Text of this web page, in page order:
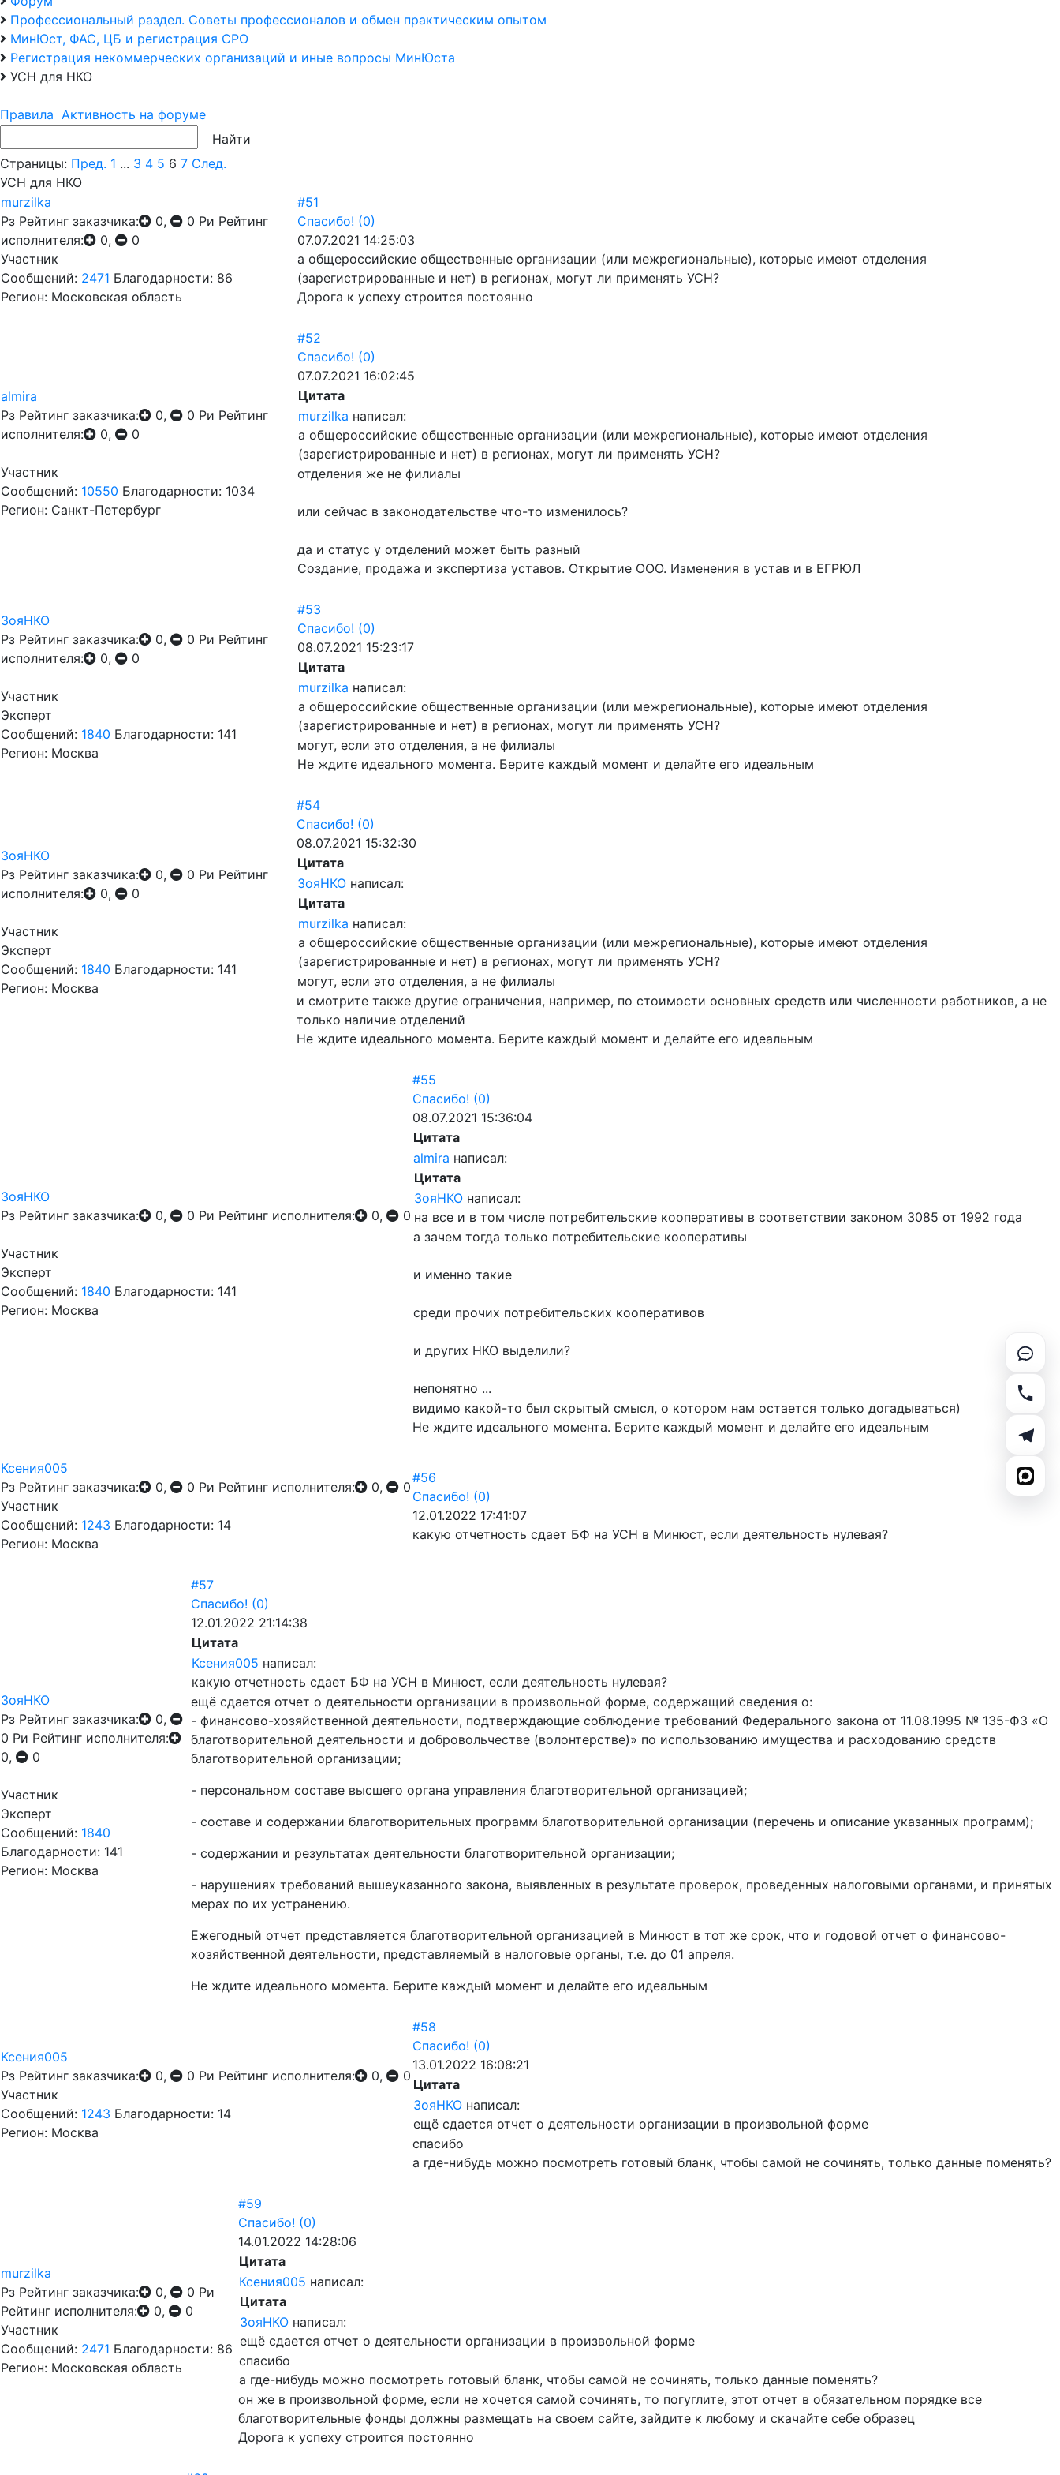
Профессиональный раздел. Советы профессионалов и обмен практическим опытом
МинЮст, ФАС, ЦБ и регистрация СРО
Регистрация некоммерческих организаций и иные вопросы МинЮста
УСН для НКО
Правила Активность на форуме
Страницы: Пред. 1 ... 3 4 5 6 7 След.
УСН для НКО
murzilka
Рз Рейтинг заказчика: 0, 0 Ри Рейтинг
исполнителя:
0,
0
Участник
Сообщений: 2471 Благодарности: 86
Регион: Московская область
#51
Спасибо! (0)
07.07.2021 14:25:03
а общероссийские общественные организации (или межрегиональные), которые имеют отделения
(зарегистрированные и нет) в регионах, могут ли применять УСН?
Дорога к успеху строится постоянно
almira
Рз Рейтинг заказчика: 0, 0 Ри Рейтинг
исполнителя:
0, 0
Участник
Сообщений: 10550 Благодарности: 1034
Регион: Санкт-Петербург
#52
Спасибо! (0)
07.07.2021 16:02:45
Цитата
murzilka написал:
а общероссийские общественные организации (или межрегиональные), которые имеют отделения
(зарегистрированные и нет) в регионах, могут ли применять УСН?
отделения же не филиалы
или сейчас в законодательстве что-то изменилось?
да и статус у отделений может быть разный
Создание, продажа и экспертиза уставов. Открытие ООО. Изменения в устав и в ЕГРЮЛ
ЗояНКО
Рз Рейтинг заказчика: 0, 0 Ри Рейтинг
исполнителя:
0, 0
Участник
Эксперт
Сообщений: 1840 Благодарности: 141
Регион: Москва
#53
Спасибо! (0)
08.07.2021 15:23:17
Цитата
murzilka написал:
а общероссийские общественные организации (или межрегиональные), которые имеют отделения
(зарегистрированные и нет) в регионах, могут ли применять УСН?
могут, если это отделения, а не филиалы
Не ждите идеального момента. Берите каждый момент и делайте его идеальным
ЗояНКО
Рз Рейтинг заказчика: 0, 0 Ри Рейтинг
исполнителя:
0, 0
Участник
Эксперт
Сообщений: 1840 Благодарности: 141
Регион: Москва
#54
Спасибо! (0)
08.07.2021 15:32:30
Цитата
ЗояНКО написал:
Цитата
murzilka написал:
а общероссийские общественные организации (или межрегиональные), которые имеют отделения
(зарегистрированные и нет) в регионах, могут ли применять УСН?
могут, если это отделения, а не филиалы
и смотрите также другие ограничения, например, по стоимости основных средств или численности работников, а не
только наличие отделений
Не ждите идеального момента. Берите каждый момент и делайте его идеальным
ЗояНКО
Рз Рейтинг заказчика: 0, 0 Ри Рейтинг исполнителя: 0, 0
Участник
Эксперт
Сообщений: 1840 Благодарности: 141
Регион: Москва
#55
Спасибо! (0)
08.07.2021 15:36:04
Цитата
almira написал:
Цитата
ЗояНКО написал:
на все и в том числе потребительские кооперативы в соответствии законом 3085 от 1992 года
а зачем тогда только потребительские кооперативы
и именно такие
среди прочих потребительских кооперативов
и других НКО выделили?
непонятно ...
видимо какой-то был скрытый смысл, о котором нам остается только догадываться)
Не ждите идеального момента. Берите каждый момент и делайте его идеальным
Ксения005
Рз Рейтинг заказчика: 0, 0 Ри Рейтинг исполнителя: 0,
0
Участник
Сообщений: 1243 Благодарности: 14
Регион: Москва
#56
Спасибо! (0)
12.01.2022 17:41:07
какую отчетность сдает БФ на УСН в Минюст, если деятельность нулевая?
ЗояНКО
Рз Рейтинг заказчика:
0,
0 Ри Рейтинг исполнителя:
0,
0
Участник
Эксперт
Сообщений: 1840
Благодарности: 141
Регион: Москва
#57
Спасибо! (0)
12.01.2022 21:14:38
Цитата
Ксения005 написал:
какую отчетность сдает БФ на УСН в Минюст, если деятельность нулевая?
ещё сдается отчет о деятельности организации в произвольной форме, содержащий сведения о:
- финансово-хозяйственной деятельности, подтверждающие соблюдение требований Федерального закона от 11.08.1995 № 135-ФЗ «О
благотворительной деятельности и добровольчестве (волонтерстве)» по использованию имущества и расходованию средств
благотворительной организации;
- персональном составе высшего органа управления благотворительной организацией;
- составе и содержании благотворительных программ благотворительной организации (перечень и описание указанных программ);
- содержании и результатах деятельности благотворительной организации;
- нарушениях требований вышеуказанного закона, выявленных в результате проверок, проведенных налоговыми органами, и принятых
мерах по их устранению.
Ежегодный отчет представляется благотворительной организацией в Минюст в тот же срок, что и годовой отчет о финансово-
хозяйственной деятельности, представляемый в налоговые органы, т.е. до 01 апреля.
Не ждите идеального момента. Берите каждый момент и делайте его идеальным
Ксения005
Рз Рейтинг заказчика: 0, 0 Ри Рейтинг исполнителя: 0,
0
Участник
Сообщений: 1243 Благодарности: 14
Регион: Москва
#58
Спасибо! (0)
13.01.2022 16:08:21
Цитата
ЗояНКО написал:
ещё сдается отчет о деятельности организации в произвольной форме
спасибо
а где-нибудь можно посмотреть готовый бланк, чтобы самой не сочинять, только данные поменять?
murzilka
Рз Рейтинг заказчика: 0, 0 Ри
Рейтинг исполнителя:
0,
0
Участник
Сообщений: 2471 Благодарности: 86
Регион: Московская область
#59
Спасибо! (0)
14.01.2022 14:28:06
Цитата
Ксения005 написал:
Цитата
ЗояНКО написал:
ещё сдается отчет о деятельности организации в произвольной форме
спасибо
а где-нибудь можно посмотреть готовый бланк, чтобы самой не сочинять, только данные поменять?
он же в произвольной форме, если не хочется самой сочинять, то погуглите, этот отчет в обязательном порядке все
благотворительные фонды должны размещать на своем сайте, зайдите к любому и скачайте себе образец
Дорога к успеху строится постоянно